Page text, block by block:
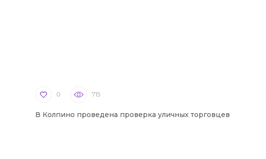
0 715
В Колпино проведена проверка уличных торговцев